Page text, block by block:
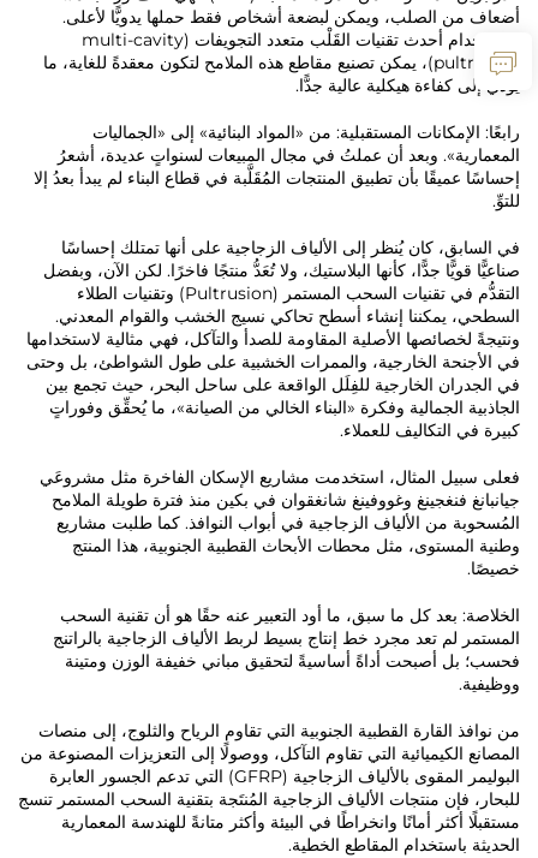
أضعاف من الصلب، ويمكن لبضعة أشخاص فقط حملها يدويًّا لأعلى.
وباستخدام أحدث تقنيات القَلْب متعدد التجويفات (multi-cavity
pultrusion)، يمكن تصنيع مقاطع هذه الملامح لتكون معقدةً للغاية، ما
يؤدي إلى كفاءة هيكلية عالية جدًّا.
رابعًا: الإمكانات المستقبلية: من «المواد البنائية» إلى «الجماليات
المعمارية». وبعد أن عملتُ في مجال المبيعات لسنواتٍ عديدة، أشعرُ
إحساسًا عميقًا بأن تطبيق المنتجات المُقَلَّبة في قطاع البناء لم يبدأ بعدُ إلا
للتوِّ.
في السابق، كان يُنظر إلى الألياف الزجاجية على أنها تمتلك إحساسًا
صناعيًّا قويًّا جدًّا، كأنها البلاستيك، ولا تُعَدُّ منتجًا فاخرًا. لكن الآن، وبفضل
التقدُّم في تقنيات السحب المستمر (Pultrusion) وتقنيات الطلاء
السطحي، يمكننا إنشاء أسطح تحاكي نسيج الخشب والقوام المعدني.
ونتيجةً لخصائصها الأصلية المقاومة للصدأ والتآكل، فهي مثالية لاستخدامها
في الأجنحة الخارجية، والممرات الخشبية على طول الشواطئ، بل وحتى
في الجدران الخارجية للفِلَل الواقعة على ساحل البحر، حيث تجمع بين
الجاذبية الجمالية وفكرة «البناء الخالي من الصيانة»، ما يُحقِّق وفوراتٍ
كبيرة في التكاليف للعملاء.
فعلى سبيل المثال، استخدمت مشاريع الإسكان الفاخرة مثل مشروعَي
جيانبانغ فنغجينغ وغووفينغ شانغقوان في بكين منذ فترة طويلة الملامح
المُسحوبة من الألياف الزجاجية في أبواب النوافذ. كما طلبت مشاريع
وطنية المستوى، مثل محطات الأبحاث القطبية الجنوبية، هذا المنتج
خصيصًا.
الخلاصة: بعد كل ما سبق، ما أود التعبير عنه حقًا هو أن تقنية السحب
المستمر لم تعد مجرد خط إنتاج بسيط لربط الألياف الزجاجية بالراتنج
فحسب؛ بل أصبحت أداةً أساسيةً لتحقيق مباني خفيفة الوزن ومتينة
ووظيفية.
من نوافذ القارة القطبية الجنوبية التي تقاوم الرياح والثلوج، إلى منصات
المصانع الكيميائية التي تقاوم التآكل، ووصولًا إلى التعزيزات المصنوعة من
البوليمر المقوى بالألياف الزجاجية (GFRP) التي تدعم الجسور العابرة
للبحار، فإن منتجات الألياف الزجاجية المُنتَجة بتقنية السحب المستمر تنسج
مستقبلًا أكثر أمانًا وانخراطًا في البيئة وأكثر متانةً للهندسة المعمارية
الحديثة باستخدام المقاطع الخطية.